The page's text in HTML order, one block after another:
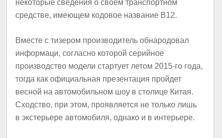
некоторые сведения о своем транспортном
средстве, имеющем кодовое название B12.
Вместе с тизером производитель обнародовал
информаци, согласно которой серийное
производство модели стартует летом 2015-го года,
тогда как официальная презентация пройдет
весной на автомобильном шоу в столице Китая.
Сходство, при этом, проявляется не только лишь
в экстерьере автомобиля, однако и в интерьере.